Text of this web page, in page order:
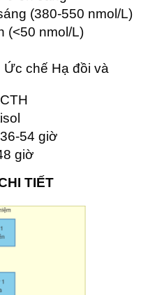
(380-550 nmol/L)
(<50 nmol/L)
chế Hạ đồi và
54 giờ
giờ
TIẾT